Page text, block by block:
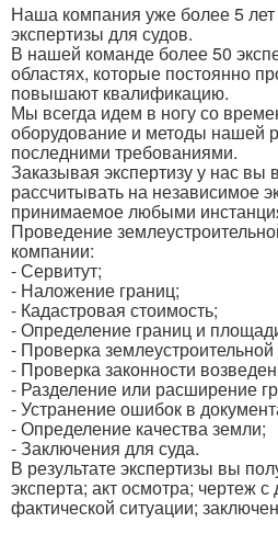
Наша компания уже более 5
экспертизы для судов.
В нашей команде более 50
областях, которые постоянно
повышают квалификацию.
Мы всегда идем в ногу со
оборудование и методы нашей
последними требованиями.
Заказывая экспертизу у нас вы
рассчитывать на независимое
принимаемое любыми
Проведение
компании:
- Сервитут;
- Наложение границ;
- Кадастровая стоимость;
- Определение границ и
- Проверка
- Проверка законности
- Разделение или расширение
- Устранение ошибок в
- Определение качества земли;
- Заключения для суда.
В результате экспертизы вы
эксперта; акт осмотра; чертеж
фактической ситуации;